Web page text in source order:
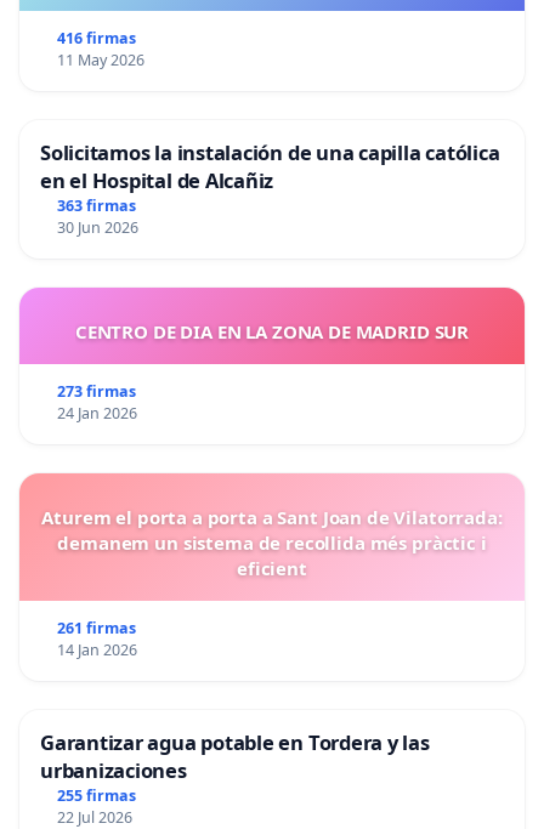
416 firmas
11 May 2026
Solicitamos la instalación de una capilla católica
en el Hospital de Alcañiz
363 firmas
30 Jun 2026
CENTRO DE DIA EN LA ZONA DE MADRID SUR
273 firmas
24 Jan 2026
Aturem el porta a porta a Sant Joan de Vilatorrada:
demanem un sistema de recollida més pràctic i
eficient
261 firmas
14 Jan 2026
Garantizar agua potable en Tordera y las
urbanizaciones
255 firmas
22 Jul 2026